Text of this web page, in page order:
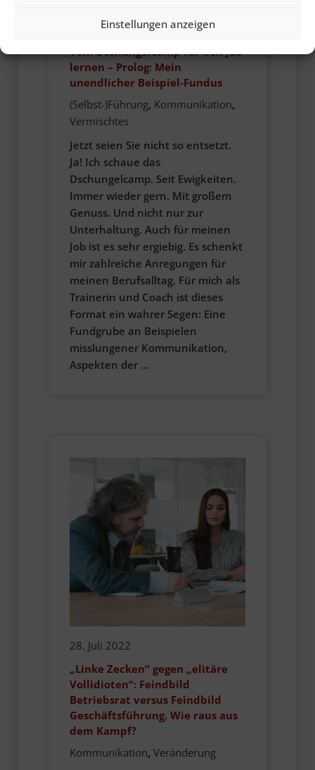
Einstellungen anzeigen
23. Januar 2025
Vom Dschungelcamp für den Job
lernen – Prolog: Mein
unendlicher Beispiel-Fundus
(Selbst-)Führung, Kommunikation,
Vermischtes
Jetzt seien Sie nicht so entsetzt.
Ja! Ich schaue das
Dschungelcamp. Seit Ewigkeiten.
Immer wieder gern. Mit großem
Genuss. Und nicht nur zur
Unterhaltung. Auch für meinen
Job ist es sehr ergiebig. Es schenkt
mir zahlreiche Anregungen für
meinen Berufsalltag. Für mich als
Trainerin und Coach ist dieses
Format ein wahrer Segen: Eine
Fundgrube an Beispielen
misslungener Kommunikation,
Aspekten der …
28. Juli 2022
„Linke Zecken“ gegen „elitäre
Vollidioten“: Feindbild
Betriebsrat versus Feindbild
Geschäftsführung. Wie raus aus
dem Kampf?
Kommunikation, Veränderung